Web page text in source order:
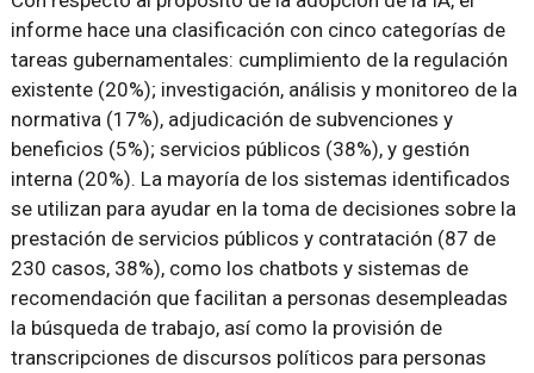
informe hace una clasificación con cinco categorías de
tareas gubernamentales: cumplimiento de la regulación
existente (20%); investigación, análisis y monitoreo de la
normativa (17%), adjudicación de subvenciones y
beneficios (5%); servicios públicos (38%), y gestión
interna (20%). La mayoría de los sistemas identificados
se utilizan para ayudar en la toma de decisiones sobre la
prestación de servicios públicos y contratación (87 de
230 casos, 38%), como los chatbots y sistemas de
recomendación que facilitan a personas desempleadas
la búsqueda de trabajo, así como la provisión de
transcripciones de discursos políticos para personas